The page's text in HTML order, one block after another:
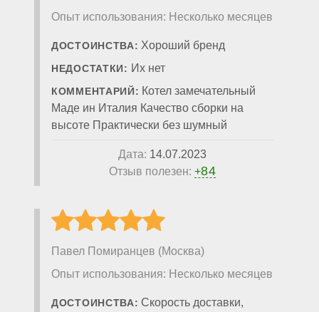
Опыт использования: Несколько месяцев
ДОСТОИНСТВА: Хороший бренд
НЕДОСТАТКИ: Их нет
КОММЕНТАРИЙ: Котел замечательный
Маде ин Италия Качество сборки на
высоте Практически без шумный
Дата: 14.07.2023
Отзыв полезен: +84
Павел Помиранцев (Москва)
Опыт использования: Несколько месяцев
ДОСТОИНСТВА: Скорость доставки,